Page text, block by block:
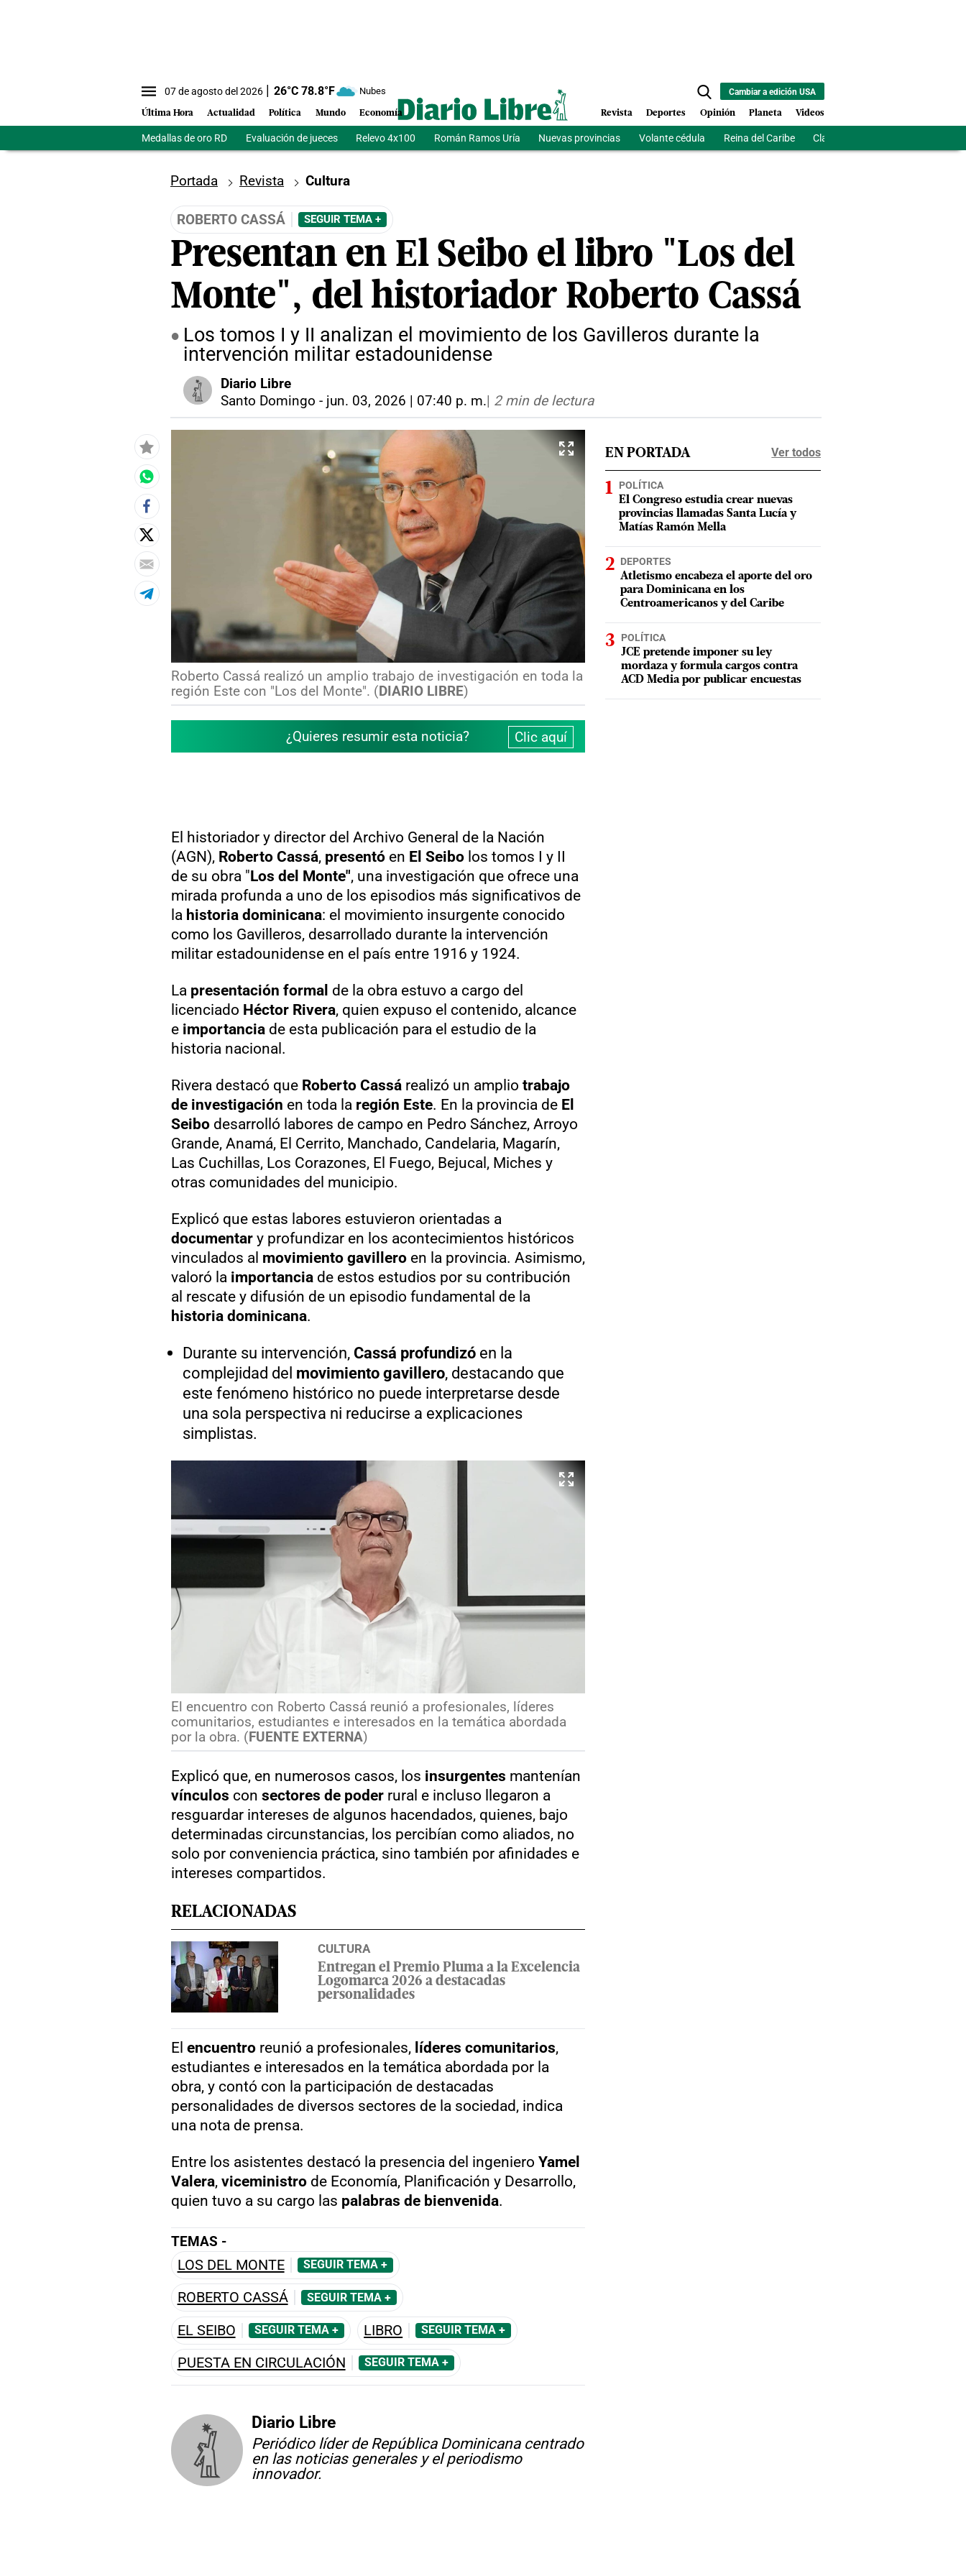
07 de agosto del 2026 26°C 78.8°F Nubes
Última Hora Actualidad Política Mundo Economía
Cambiar a edición USA
Revista Deportes Opinión Planeta Videos
Medallas de oro RD Evaluación de jueces Relevo 4x100 Román Ramos Uría Nuevas provincias Volante cédula Reina del Caribe Clausura Juegos
Portada Revista Cultura
ROBERTO CASSÁ SEGUIR TEMA +
Presentan en El Seibo el libro "Los del
Monte", del historiador Roberto Cassá
Los tomos I y II analizan el movimiento de los Gavilleros durante la
intervención militar estadounidense
Diario Libre
Santo Domingo - jun. 03, 2026 | 07:40 p. m.| 2 min de lectura
Roberto Cassá realizó un amplio trabajo de investigación en toda la
región Este con "Los del Monte". (DIARIO LIBRE)
¿Quieres resumir esta noticia? Clic aquí
El historiador y director del Archivo General de la Nación
(AGN), Roberto Cassá, presentóen El Seibolos tomos I y II
de su obra "Los del Monte", una investigación que ofrece una
mirada profunda a uno de los episodios más significativos de
la historia dominicana: el movimiento insurgente conocido
como los Gavilleros, desarrollado durante la intervención
militar estadounidense en el país entre 1916 y 1924.
La presentación formal de la obra estuvo a cargo del
licenciado Héctor Rivera, quien expuso el contenido, alcance
e importanciade esta publicación para el estudio de la
historia nacional.
Rivera destacó que Roberto Cassárealizó un amplio trabajo
de investigación en toda la región Este. En la provincia de El
Seibodesarrolló labores de campo en Pedro Sánchez, Arroyo
Grande, Anamá, El Cerrito, Manchado, Candelaria, Magarín,
Las Cuchillas, Los Corazones, El Fuego, Bejucal, Miches y
otras comunidades del municipio.
Explicó que estas labores estuvieron orientadas a
documentary profundizar en los acontecimientos históricos
vinculados al movimiento gavilleroen la provincia. Asimismo,
valoró la importanciade estos estudios por su contribución
al rescate y difusión de un episodio fundamental de la
historia dominicana.
Durante su intervención, Cassá profundizóen la
complejidad del movimiento gavillero, destacando que
este fenómeno histórico no puede interpretarse desde
una sola perspectiva ni reducirse a explicaciones
simplistas.
El encuentro con Roberto Cassá reunió a profesionales, líderes
comunitarios, estudiantes e interesados en la temática abordada
por la obra. (FUENTE EXTERNA)
Explicó que, en numerosos casos, los insurgentes mantenían
vínculos con sectores de poderrural e incluso llegaron a
resguardar intereses de algunos hacendados, quienes, bajo
determinadas circunstancias, los percibían como aliados, no
solo por conveniencia práctica, sino también por afinidades e
intereses compartidos.
RELACIONADAS
CULTURA
Entregan el Premio Pluma a la Excelencia
Logomarca 2026 a destacadas
personalidades
El encuentroreunió a profesionales, líderes comunitarios,
estudiantes e interesados en la temática abordada por la
obra, y contó con la participación de destacadas
personalidades de diversos sectores de la sociedad, indica
una nota de prensa.
Entre los asistentes destacó la presencia del ingeniero Yamel
Valera, viceministrode Economía, Planificación y Desarrollo,
quien tuvo a su cargo las palabras de bienvenida.
TEMAS -
LOS DEL MONTE SEGUIR TEMA +
ROBERTO CASSÁ SEGUIR TEMA +
EL SEIBO SEGUIR TEMA + LIBRO SEGUIR TEMA +
PUESTA EN CIRCULACIÓN SEGUIR TEMA +
Diario Libre
Periódico líder de República Dominicana centrado
en las noticias generales y el periodismo
innovador.
EN PORTADA Ver todos
POLÍTICA
El Congreso estudia crear nuevas
provincias llamadas Santa Lucía y
Matías Ramón Mella
DEPORTES
Atletismo encabeza el aporte del oro
para Dominicana en los
Centroamericanos y del Caribe
POLÍTICA
JCE pretende imponer su ley
mordaza y formula cargos contra
ACD Media por publicar encuestas